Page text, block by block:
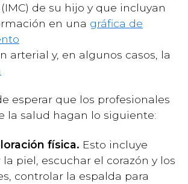
(IMC) de su hijo y que incluyan
en una gráfica de
arterial y, en algunos casos, la
esperar que los profesionales
la salud hagan lo siguiente:
física. Esto incluye
la piel, escuchar el corazón y los
controlar la espalda para